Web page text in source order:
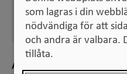
Svenska
Anmärkning
som lagras i din
nödvändiga för att
och andra är valbara.
tillåta.